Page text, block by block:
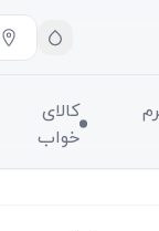
کالای
خواب